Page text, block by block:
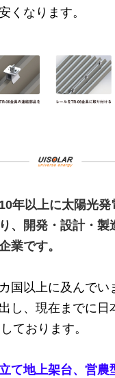
くなります。
年以上に太陽光発
、開発・設計・製
業です。
国以上に及んでい
し、現在までに日
ております。
て地上架台、 営農